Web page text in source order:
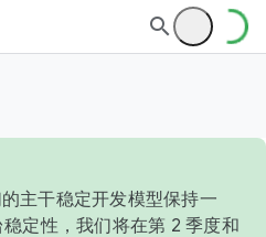
主干稳定开发模型保持一
定性，我们将在第 2 季度和